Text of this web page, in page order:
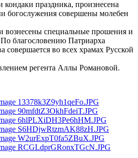
праздника, произнесена
богослужения совершены молебен
вознесены специальные прошения и
благословению Патриарха
совершается во всех храмах Русской
регента Аллы Романовой.